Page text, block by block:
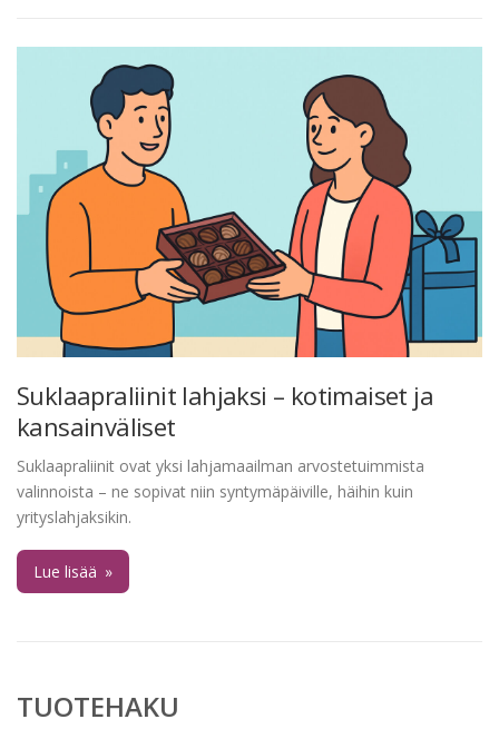
Suklaapraliinit lahjaksi – kotimaiset ja
kansainväliset
Suklaapraliinit ovat yksi lahjamaailman arvostetuimmista
valinnoista – ne sopivat niin syntymäpäiville, häihin kuin
yrityslahjaksikin.
Lue lisää »
TUOTEHAKU